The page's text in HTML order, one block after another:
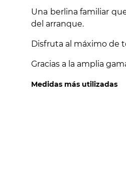
Una berlina familiar
del arranque.
Disfruta al máximo de
Gracias a la amplia
Medidas más utilizadas